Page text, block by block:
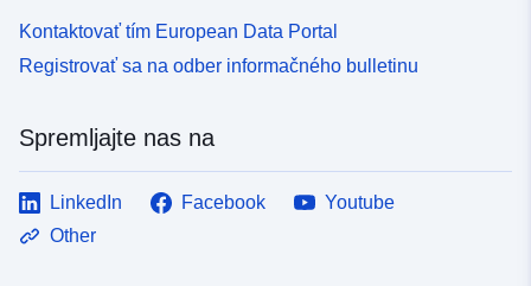
Kontaktovať tím European Data Portal
Registrovať sa na odber informačného bulletinu
Spremljajte nas na
LinkedIn Facebook
Youtube
Other